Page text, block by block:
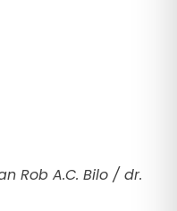
Rob A.C. Bilo / dr.